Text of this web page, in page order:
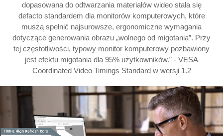
dopasowana do odtwarzania materiałów wideo stała się
defacto standardem dla monitorów komputerowych, które
muszą spełnić najsurowsze, ergonomiczne wymagania
dotyczące generowania obrazu „wolnego od migotania”. Przy
tej częstotliwości, typowy monitor komputerowy pozbawiony
jest efektu migotania dla 95% użytkowników.” - VESA
Coordinated Video Timings Standard w wersji 1.2